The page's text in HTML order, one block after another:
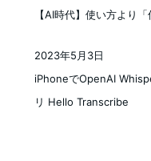
【AI時代】使い方より
iPhoneでOpenAI
リ Hello Transcribe
2023年5月3日